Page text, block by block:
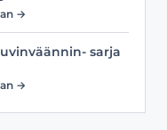
→
sarja
→